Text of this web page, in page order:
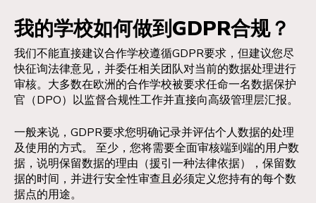
我的学校如何做到GDPR合规？
我们不能直接建议合作学校遵循GDPR要求，但建议您尽
快征询法律意见，并委任相关团队对当前的数据处理进行
审核。大多数在欧洲的合作学校被要求任命一名数据保护
官（DPO）以监督合规性工作并直接向高级管理层汇报。
一般来说，GDPR要求您明确记录并评估个人数据的处理
及使用的方式。 至少，您将需要全面审核端到端的用户数
据，说明保留数据的理由（援引一种法律依据），保留数
据的时间，并进行安全性审查且必须定义您持有的每个数
据点的用途。